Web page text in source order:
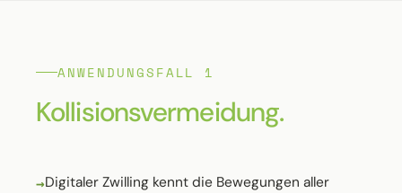
ANWENDUNGSFALL 1
Kollisionsvermeidung.
Digitaler Zwilling kennt die Bewegungen aller